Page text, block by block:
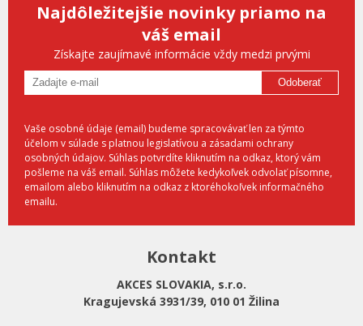
Najdôležitejšie novinky priamo na
váš email
Získajte zaujímavé informácie vždy medzi prvými
Odoberať
Vaše osobné údaje (email) budeme spracovávať len za týmto
účelom v súlade s platnou legislatívou a zásadami ochrany
osobných údajov. Súhlas potvrdíte kliknutím na odkaz, ktorý vám
pošleme na váš email. Súhlas môžete kedykoľvek odvolať písomne,
emailom alebo kliknutím na odkaz z ktoréhokoľvek informačného
emailu.
Kontakt
AKCES SLOVAKIA, s.r.o.
Kragujevská 3931/39, 010 01 Žilina